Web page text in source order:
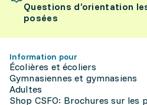
Questions d’orientation
posées
Information pour
Écolières et écoliers
Gymnasiennes et gymnasiens
Adultes
Shop CSFO: Brochures sur les